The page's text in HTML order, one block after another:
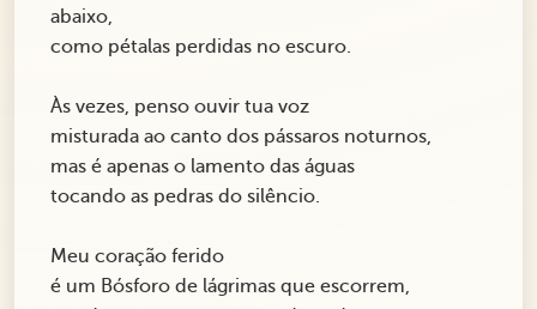
abaixo,
como pétalas perdidas no escuro.
Às vezes, penso ouvir tua voz
misturada ao canto dos pássaros noturnos,
mas é apenas o lamento das águas
tocando as pedras do silêncio.
Meu coração ferido
é um Bósforo de lágrimas que escorrem,